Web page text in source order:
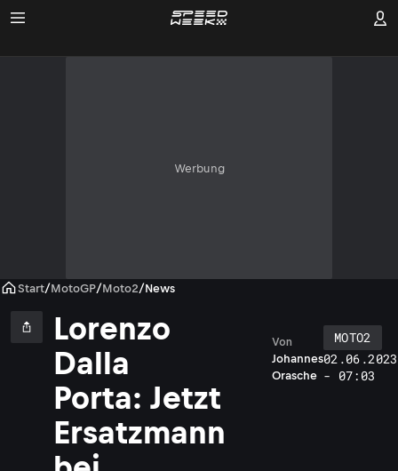
Werbung
Start/MotoGP/Moto2/News
Lorenzo
Dalla
Porta: Jetzt
Ersatzmann
Johannes
Orasche
Von
MOTO2
02.06.2023
- 07:03